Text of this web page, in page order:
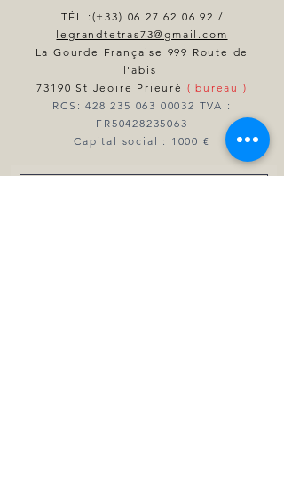
TÉL :(+33) 06 27 62 06 92 /
legrandtetras73@gmail.com
La Gourde Française 999 Route de
l'abis
73190 St Jeoire Prieuré ( bureau )
RCS:428 235 063 00032 TVA :
FR50428235063
Capital social : 1000 €